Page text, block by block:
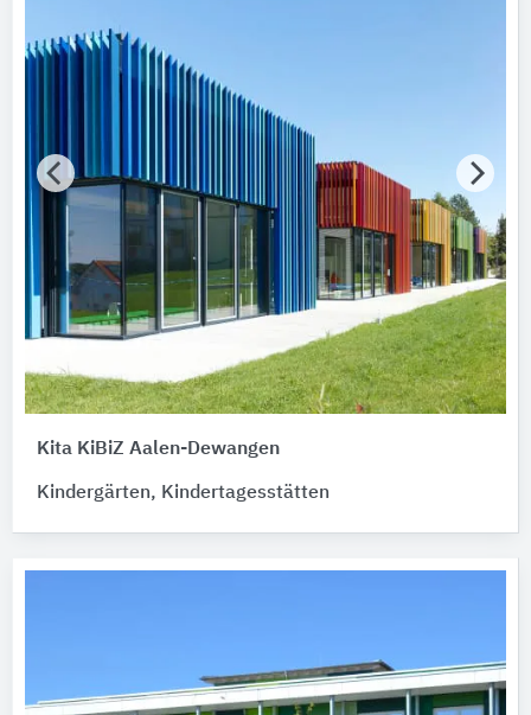
Bitte auswählen
AWARD Typ
Bitte auswählen
AWARD Auszeichnung
Bitte auswählen
Hersteller
Schüco International Alusysteme 2
Gira
Knauf Gips
SOLIDAY 1
Fertigstellung (Jahr)
Kita KiBiZ Aalen-Dewangen
Kindergärten, Kindertagesstätten